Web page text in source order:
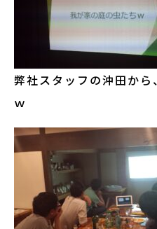
弊社スタッフの沖田か
ｗ